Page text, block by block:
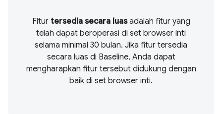
Fitur tersedia secara luasadalah fitur yang
telah dapat beroperasi di set browser inti
selama minimal 30 bulan. Jika fitur tersedia
secara luas di Baseline, Anda dapat
mengharapkan fitur tersebut didukung dengan
baik di set browser inti.